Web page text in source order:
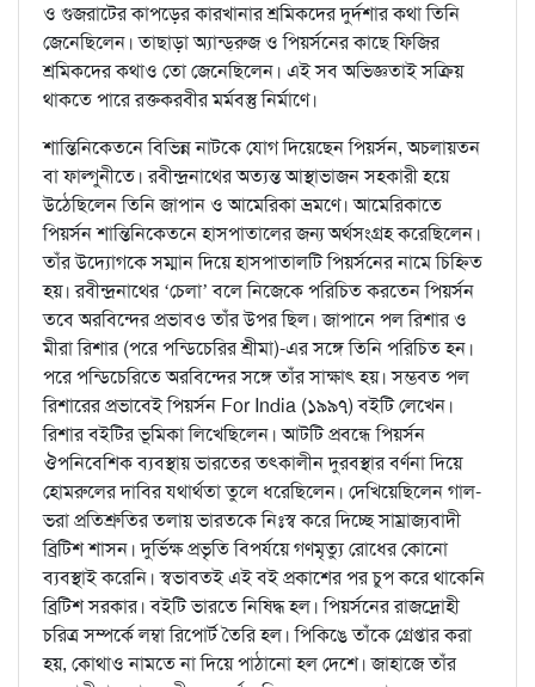
ও গুজরাটের কাপড়ের কারখানার শ্রমিকদের দুর্দশার কথা তিনি
জেনেছিলেন। তাছাড়া অ্যান্ড্‌রুজ ও পিয়র্সনের কাছে ফিজির
শ্রমিকদের কথাও তো জেনেছিলেন। এই সব অভিজ্ঞতাই সক্রিয়
থাকতে পারে রক্তকরবীর মর্মবস্তু নির্মাণে।
শান্তিনিকেতনে বিভিন্ন নাটকে যোগ দিয়েছেন পিয়র্সন, অচলায়তন
বা ফাল্গুনীতে। রবীন্দ্রনাথের অত্যন্ত আস্থাভাজন সহকারী হয়ে
উঠেছিলেন তিনি জাপান ও আমেরিকা ভ্রমণে। আমেরিকাতে
পিয়র্সন শান্তিনিকেতনে হাসপাতালের জন্য অর্থসংগ্রহ করেছিলেন।
তাঁর উদ্যোগকে সম্মান দিয়ে হাসপাতালটি পিয়র্সনের নামে চিহ্নিত
হয়। রবীন্দ্রনাথের ‘চেলা’ বলে নিজেকে পরিচিত করতেন পিয়র্সন
তবে অরবিন্দের প্রভাবও তাঁর উপর ছিল। জাপানে পল রিশার ও
মীরা রিশার (পরে পন্ডিচেরির শ্রীমা)-এর সঙ্গে তিনি পরিচিত হন।
পরে পন্ডিচেরিতে অরবিন্দের সঙ্গে তাঁর সাক্ষাৎ হয়। সম্ভবত পল
রিশারের প্রভাবেই পিয়র্সন For India (১৯৯৭) বইটি লেখেন।
রিশার বইটির ভূমিকা লিখেছিলেন। আটটি প্রবন্ধে পিয়র্সন
ঔপনিবেশিক ব্যবস্থায় ভারতের তৎকালীন দুরবস্থার বর্ণনা দিয়ে
হোমরুলের দাবির যথার্থতা তুলে ধরেছিলেন। দেখিয়েছিলেন গাল-
ভরা প্রতিশ্রুতির তলায় ভারতকে নিঃস্ব করে দিচ্ছে সাম্রাজ্যবাদী
ব্রিটিশ শাসন। দুর্ভিক্ষ প্রভৃতি বিপর্যয়ে গণমৃত্যু রোধের কোনো
ব্যবস্থাই করেনি। স্বভাবতই এই বই প্রকাশের পর চুপ করে থাকেনি
ব্রিটিশ সরকার। বইটি ভারতে নিষিদ্ধ হল। পিয়র্সনের রাজদ্রোহী
চরিত্র সম্পর্কে লম্বা রিপোর্ট তৈরি হল। পিকিঙে তাঁকে গ্রেপ্তার করা
হয়, কোথাও নামতে না দিয়ে পাঠানো হল দেশে। জাহাজে তাঁর